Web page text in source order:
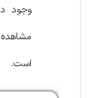
وجود
است.